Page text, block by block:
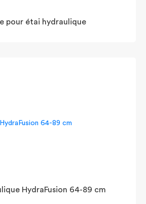
pour étai hydraulique
HydraFusion 64-89 cm